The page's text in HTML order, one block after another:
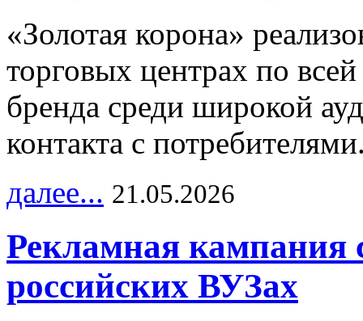
«Золотая корона»
торговых центрах по
бренда среди широкой
контакта с
далее... 21.05.2026
Рекламная кампания
российских ВУЗах